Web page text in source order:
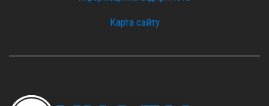
Карта сайту